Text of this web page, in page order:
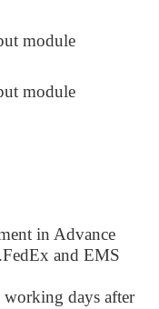
module
module
in Advance
and EMS
days after